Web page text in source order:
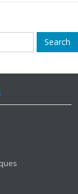
Search